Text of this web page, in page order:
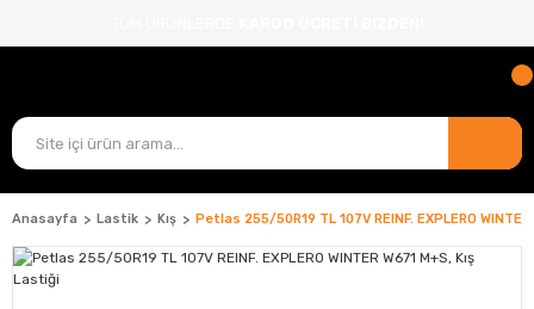
Anasayfa Lastik Kış Petlas 255/50R19 TL 107V REINF. EXPLERO